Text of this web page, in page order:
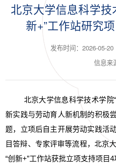
北京大学信息科学
新+”工作站研究
发布时间：2026-05-20
信息来
北京大学信息科学技术学院“
新实践与劳动育人新机制的积极尝
题，立项后自主开展劳动实践活
目答辩、专家评审等流程，北京
“创新+”工作站获批立项支持项目4